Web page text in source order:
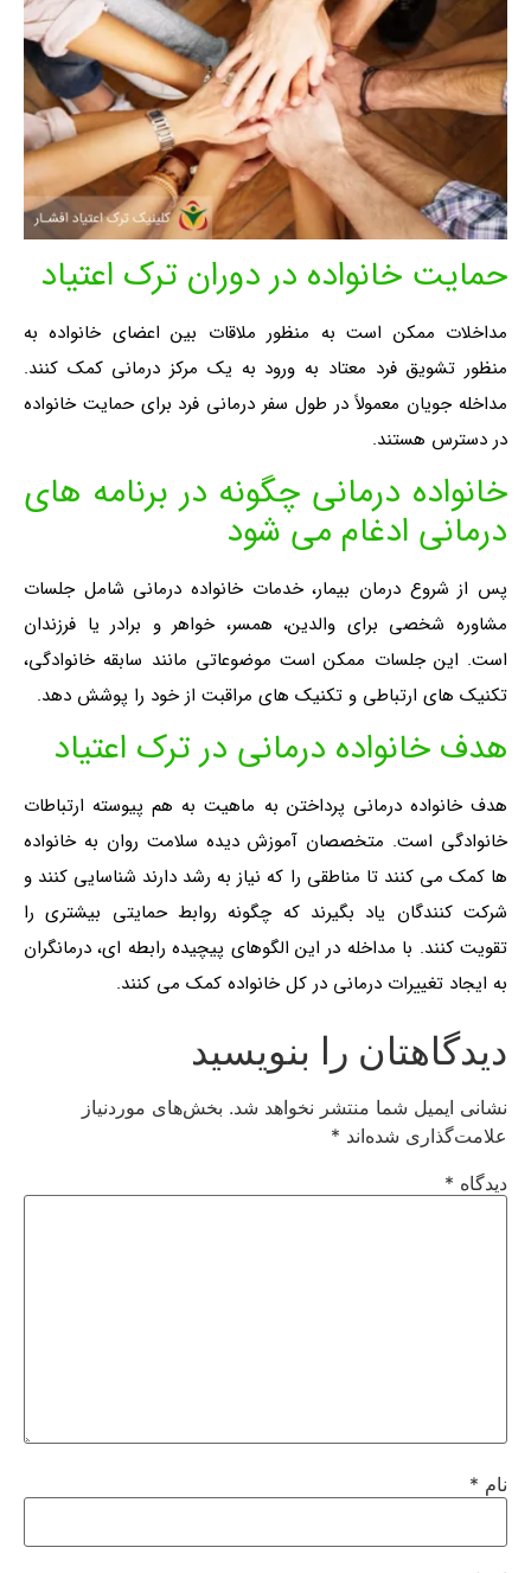
حمایت خانواده در دوران ترک اعتیاد
مداخلات ممکن است به منظور ملاقات بین اعضای خانواده به
منظور تشویق فرد معتاد به ورود به یک مرکز درمانی کمک کنند.
مداخله جویان معمولاً در طول سفر درمانی فرد برای حمایت خانواده
در دسترس هستند.
خانواده درمانی چگونه در برنامه های
درمانی ادغام می شود
پس از شروع درمان بیمار، خدمات خانواده درمانی شامل جلسات
مشاوره شخصی برای والدین، ​​همسر، خواهر و برادر یا فرزندان
است. این جلسات ممکن است موضوعاتی مانند سابقه خانوادگی،
تکنیک های ارتباطی و تکنیک های مراقبت از خود را پوشش دهد.
هدف خانواده درمانی در ترک اعتیاد
هدف خانواده درمانی پرداختن به ماهیت به هم پیوسته ارتباطات
خانوادگی است. متخصصان آموزش دیده سلامت روان به خانواده
ها کمک می کنند تا مناطقی را که نیاز به رشد دارند شناسایی کنند و
شرکت کنندگان یاد بگیرند که چگونه روابط حمایتی بیشتری را
تقویت کنند. با مداخله در این الگوهای پیچیده رابطه ای، درمانگران
به ایجاد تغییرات درمانی در کل خانواده کمک می کنند.
دیدگاهتان را بنویسید
نشانی ایمیل شما منتشر نخواهد شد. بخش‌های موردنیاز
علامت‌گذاری شده‌اند *
دیدگاه *
نام *